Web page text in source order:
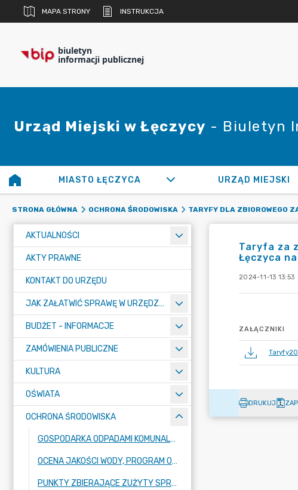
MAPA STRONY INSTRUKCJA
biuletyn
informacji publicznej
Urząd Miejski w Łęczycy - Biuletyn
MIASTO ŁĘCZYCA URZĄD MIEJSKI
STRONA GŁÓWNA OCHRONA ŚRODOWISKA TARYFY DLA ZBIOROWEGO
AKTUALNOŚCI
AKTY PRAWNE
KONTAKT DO URZĘDU
JAK ZAŁATWIĆ SPRAWĘ W URZĘDZIE
BUDŻET - INFORMACJE
ZAMÓWIENIA PUBLICZNE
KULTURA
OŚWIATA
OCHRONA ŚRODOWISKA
GOSPODARKA ODPADAMI KOMUNALNYMI
OCENA JAKOŚCI WODY, PROGRAM OCHRONY POWIETRZA
PUNKTY ZBIERAJĄCE ZUŻYTY SPRZĘT ELEKTRYCZNY I ELEKTRONICZNY
Taryfa za
Łęczyca
2024-11-13 13:53
ZAŁĄCZNIKI
DRUKUJ